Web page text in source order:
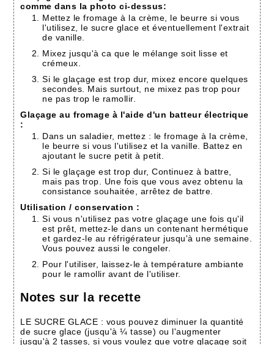
comme dans la photo ci-dessus:
Mettez le fromage à la crème, le beurre si vous
l'utilisez, le sucre glace et éventuellement l'extrait
de vanille.
Mixez jusqu'à ca que le mélange soit lisse et
crémeux.
Si le glaçage est trop dur, mixez encore quelques
secondes. Mais surtout, ne mixez pas trop pour
ne pas trop le ramollir.
Glaçage au fromage à l'aide d'un batteur électrique
:
Dans un saladier, mettez : le fromage à la crème,
le beurre si vous l'utilisez et la vanille. Battez en
ajoutant le sucre petit à petit.
Si le glaçage est trop dur, Continuez à battre,
mais pas trop. Une fois que vous avez obtenu la
consistance souhaitée, arrêtez de battre.
Utilisation / conservation :
Si vous n'utilisez pas votre glaçage une fois qu'il
est prêt, mettez-le dans un contenant hermétique
et gardez-le au réfrigérateur jusqu'à une semaine.
Vous pouvez aussi le congeler.
Pour l'utiliser, laissez-le à température ambiante
pour le ramollir avant de l'utiliser.
Notes sur la recette
LE SUCRE GLACE : vous pouvez diminuer la quantité
de sucre glace (jusqu'à ¼ tasse) ou l'augmenter
jusqu'à 2 tasses, si vous voulez que votre glaçage soit